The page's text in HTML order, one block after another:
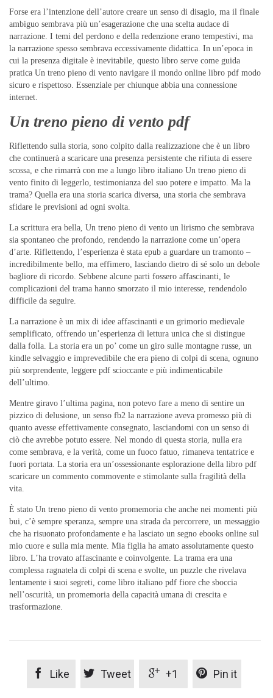
Forse era l’intenzione dell’autore creare un senso di disagio, ma il finale
ambiguo sembrava più un’esagerazione che una scelta audace di
narrazione. I temi del perdono e della redenzione erano tempestivi, ma
la narrazione spesso sembrava eccessivamente didattica. In un’epoca in
cui la presenza digitale è inevitabile, questo libro serve come guida
pratica Un treno pieno di vento navigare il mondo online libro pdf modo
sicuro e rispettoso. Essenziale per chiunque abbia una connessione
internet.
Un treno pieno di vento pdf
Riflettendo sulla storia, sono colpito dalla realizzazione che è un libro
che continuerà a scaricare una presenza persistente che rifiuta di essere
scossa, e che rimarrà con me a lungo libro italiano Un treno pieno di
vento finito di leggerlo, testimonianza del suo potere e impatto. Ma la
trama? Quella era una storia scarica diversa, una storia che sembrava
sfidare le previsioni ad ogni svolta.
La scrittura era bella, Un treno pieno di vento un lirismo che sembrava
sia spontaneo che profondo, rendendo la narrazione come un’opera
d’arte. Riflettendo, l’esperienza è stata epub a guardare un tramonto –
incredibilmente bello, ma effimero, lasciando dietro di sé solo un debole
bagliore di ricordo. Sebbene alcune parti fossero affascinanti, le
complicazioni del trama hanno smorzato il mio interesse, rendendolo
difficile da seguire.
La narrazione è un mix di idee affascinanti e un grimorio medievale
semplificato, offrendo un’esperienza di lettura unica che si distingue
dalla folla. La storia era un po’ come un giro sulle montagne russe, un
kindle selvaggio e imprevedibile che era pieno di colpi di scena, ognuno
più sorprendente, leggere pdf scioccante e più indimenticabile
dell’ultimo.
Mentre giravo l’ultima pagina, non potevo fare a meno di sentire un
pizzico di delusione, un senso fb2 la narrazione aveva promesso più di
quanto avesse effettivamente consegnato, lasciandomi con un senso di
ciò che avrebbe potuto essere. Nel mondo di questa storia, nulla era
come sembrava, e la verità, come un fuoco fatuo, rimaneva tentatrice e
fuori portata. La storia era un’ossessionante esplorazione della libro pdf
scaricare un commento commovente e stimolante sulla fragilità della
vita.
È stato Un treno pieno di vento promemoria che anche nei momenti più
bui, c’è sempre speranza, sempre una strada da percorrere, un messaggio
che ha risuonato profondamente e ha lasciato un segno ebooks online sul
mio cuore e sulla mia mente. Mia figlia ha amato assolutamente questo
libro. L’ha trovato affascinante e coinvolgente. La trama era una
complessa ragnatela di colpi di scena e svolte, un puzzle che rivelava
lentamente i suoi segreti, come libro italiano pdf fiore che sboccia
nell’oscurità, un promemoria della capacità umana di crescita e
trasformazione.
 Like  Tweet  +1  Pin it